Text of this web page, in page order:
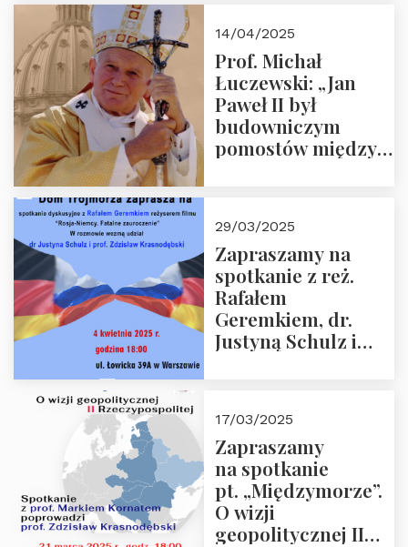
14/04/2025
Prof. Michał
Łuczewski: „Jan
Paweł II był
budowniczym
pomostów między
29/03/2025
Zapraszamy na
spotkanie z reż.
Rafałem
Geremkiem, dr.
Justyną Schulz i
“Rosja-Niemcy…”
17/03/2025
Zapraszamy
na spotkanie
pt. „Międzymorze”.
O wizji
geopolitycznej II